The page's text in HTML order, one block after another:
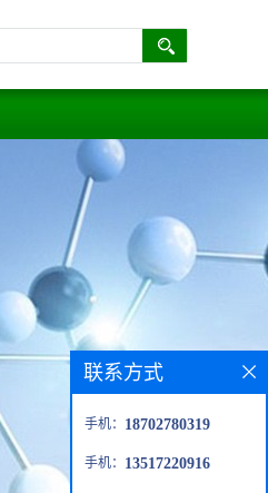
联系方式
手机： 18702780319
手机： 13517220916